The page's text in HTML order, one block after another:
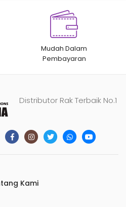
Mudah Dalam
Pembayaran
Distributor Rak Terbaik No.1
Kami